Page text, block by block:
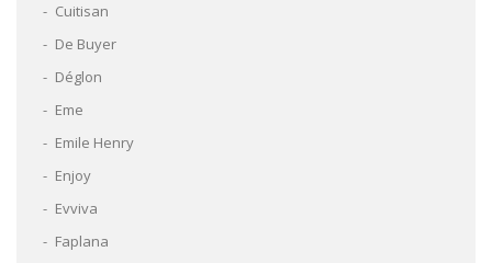
Cuitisan
De Buyer
Déglon
Eme
Emile Henry
Enjoy
Evviva
Faplana